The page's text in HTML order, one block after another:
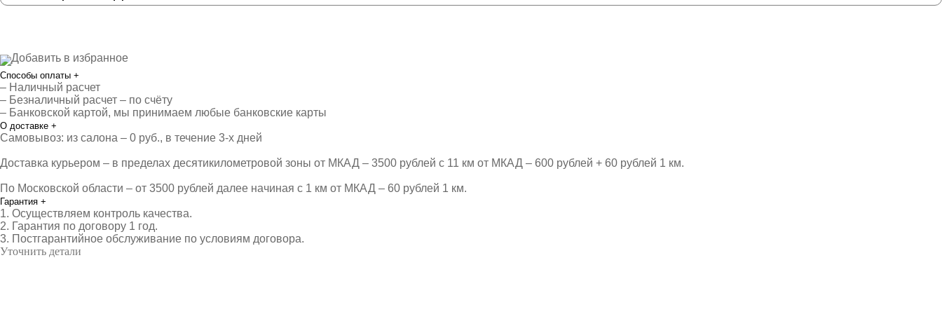
Добавить в избранное
Способы оплаты +
– Наличный расчет
– Безналичный расчет – по счёту
– Банковской картой, мы принимаем любые банковские карты
О доставке +
Самовывоз: из салона – 0 руб., в течение 3-х дней
Доставка курьером – в пределах десятикилометровой зоны от МКАД – 3500 рублей с 11 км от МКАД – 600 рублей + 60 рублей 1 км.
По Московской области – от 3500 рублей далее начиная с 1 км от МКАД – 60 рублей 1 км.
Гарантия +
1. Осуществляем контроль качества.
2. Гарантия по договору 1 год.
3. Постгарантийное обслуживание по условиям договора.